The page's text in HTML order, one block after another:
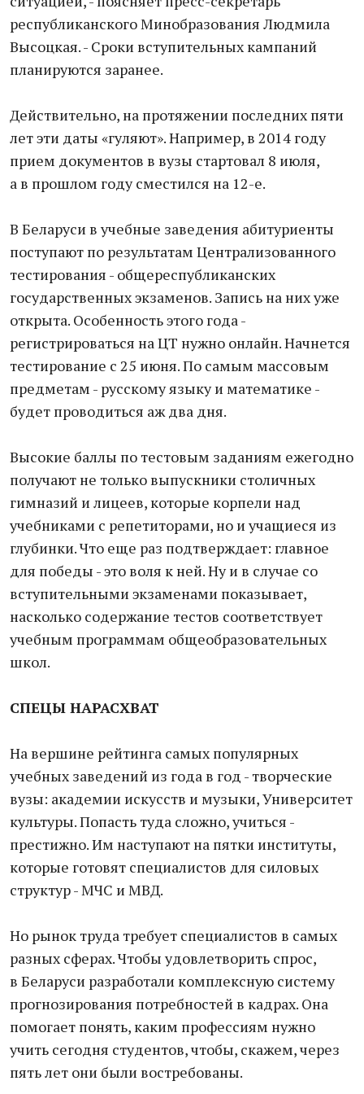
республиканского Минобразования Людмила
Высоцкая. - Сроки вступительных кампаний
планируются заранее.
Действительно, на протяжении последних пяти
лет эти даты «гуляют». Например, в 2014 году
прием документов в вузы стартовал 8 июля,
а в прошлом году сместился на 12-е.
В Беларуси в учебные заведения абитуриенты
поступают по результатам Централизованного
тестирования - общереспубликанских
государственных экзаменов. Запись на них уже
открыта. Особенность этого года -
регистрироваться на ЦТ нужно онлайн. Начнется
тестирование с 25 июня. По самым массовым
предметам - русскому языку и математике -
будет проводиться аж два дня.
Высокие баллы по тестовым заданиям ежегодно
получают не только выпускники столичных
гимназий и лицеев, которые корпели над
учебниками с репетиторами, но и учащиеся из
глубинки. Что еще раз подтверждает: главное
для победы - это воля к ней. Ну и в случае со
вступительными экзаменами показывает,
насколько содержание тестов соответствует
учебным программам общеобразовательных
школ.
СПЕЦЫ НАРАСХВАТ
На вершине рейтинга самых популярных
учебных заведений из года в год - творческие
вузы: академии искусств и музыки, Университет
культуры. Попасть туда сложно, учиться -
престижно. Им наступают на пятки институты,
которые готовят специалистов для силовых
структур - МЧС и МВД.
Но рынок труда требует специалистов в самых
разных сферах. Чтобы удовлетворить спрос,
в Беларуси разработали комплексную систему
прогнозирования потребностей в кадрах. Она
помогает понять, каким профессиям нужно
учить сегодня студентов, чтобы, скажем, через
пять лет они были востребованы.